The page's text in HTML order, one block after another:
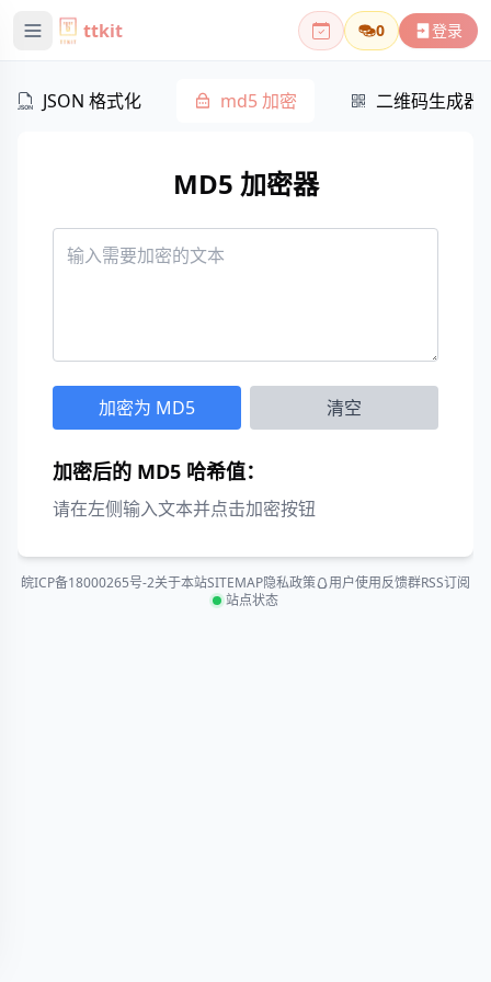
ttkit 0 登录
JSON 格式化 md5 加密 二维码生成器
MD5 加密器
加密为 MD5 清空
加密后的 MD5 哈希值：
请在左侧输入文本并点击加密按钮
皖ICP备18000265号-2关于本站SITEMAP隐私政策 用户使用反馈群RSS订阅
站点状态